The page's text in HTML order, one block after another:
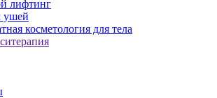
лифтинг
ушей
косметология для тела